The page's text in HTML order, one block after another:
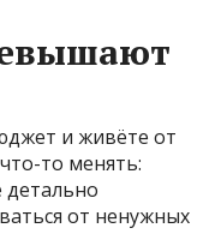
и живёте от
то менять:
детально
от ненужных